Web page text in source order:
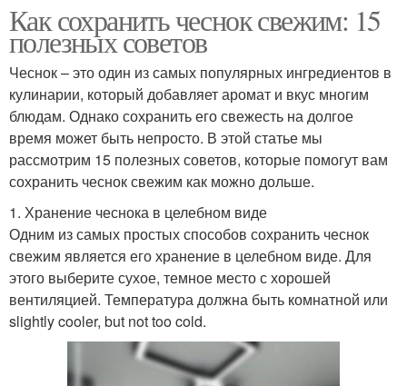
Как сохранить чеснок свежим: 15
полезных советов
Чеснок – это один из самых популярных ингредиентов в
кулинарии, который добавляет аромат и вкус многим
блюдам. Однако сохранить его свежесть на долгое
время может быть непросто. В этой статье мы
рассмотрим 15 полезных советов, которые помогут вам
сохранить чеснок свежим как можно дольше.
1. Хранение чеснока в целебном виде
Одним из самых простых способов сохранить чеснок
свежим является его хранение в целебном виде. Для
этого выберите сухое, темное место с хорошей
вентиляцией. Температура должна быть комнатной или
slightly cooler, but not too cold.